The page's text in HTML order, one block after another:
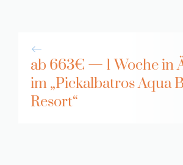
ab 663€ — 1 Woche in
im „Pickalbatros Aqua
Resort“